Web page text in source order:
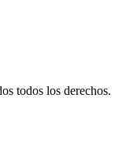
todos los derechos.